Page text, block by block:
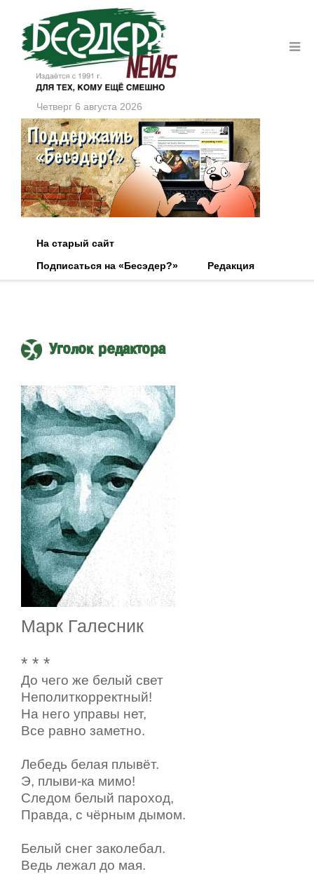
Четверг 6 августа 2026
На старый сайт
Подписаться на «Бесэдер?»
Редакция
Уголок редактора
Марк Галесник
* * *
До чего же белый свет
Неполиткорректный!
На него управы нет,
Все равно заметно.
Лебедь белая плывёт.
Э, плыви-ка мимо!
Следом белый пароход,
Правда, с чёрным дымом.
Белый снег заколебал.
Ведь лежал до мая.